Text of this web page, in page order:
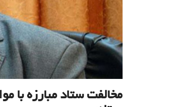
مخالفت ستاد مبارزه با